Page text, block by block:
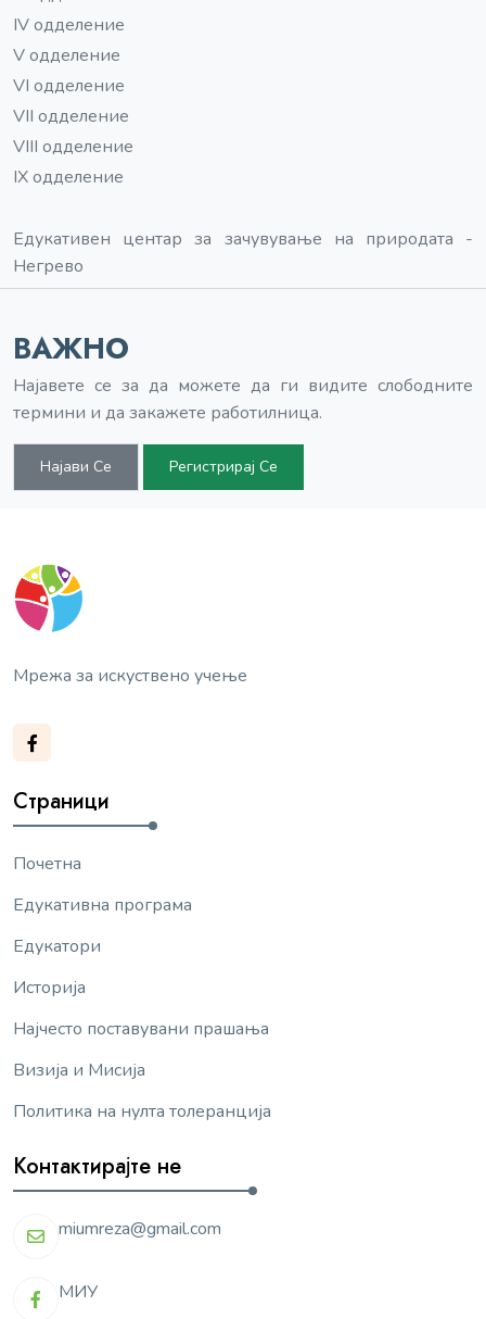
IV одделение
V одделение
VI одделение
VII одделение
VIII одделение
IX одделение
Едукативен центар за зачувување на природата -
Негрево
ВАЖНО
Најавете се за да можете да ги видите слободните
термини и да закажете работилница.
Најави Се Регистрирај Се
Мрежа за искуствено учење
Страници
Почетна
Едукативна програма
Едукатори
Историја
Најчесто поставувани прашања
Визија и Мисија
Политика на нулта толеранција
Контактирајте не
miumreza@gmail.com
МИУ